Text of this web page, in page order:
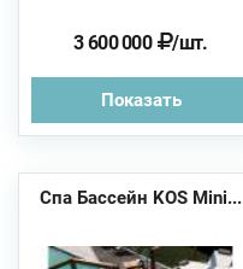
3 600 000 /шт.
Показать
Спа Бассейн KOS Mini...